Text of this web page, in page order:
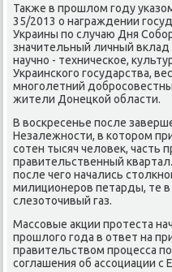
Также в прошлом году
35/2013 о награждении
Украины по случаю Дня
значительный личный вклад
научно - техническое,
Украинского государства,
многолетний
жители Донецкой области.
В воскресенье после
Незалежности, в котором
сотен тысяч человек, часть
правительственный
после чего начались
милиционеров петарды, те
слезоточивый газ.
Массовые акции протеста
прошлого года в ответ на
правительством процесса
соглашения об ассоциации с